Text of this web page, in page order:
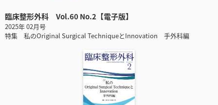
臨床整形外科 Vol.60 No.2【電子版】
2025年 02月号
特集 私のOriginal Surgical TechniqueとInnovation 手外科編